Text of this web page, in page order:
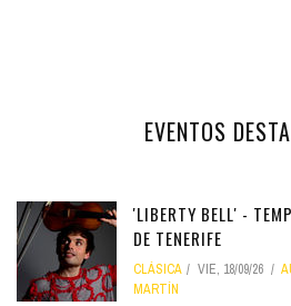
EVENTOS
'LIBERTY BELL' -
DE TENERIFE
CLÁSICA VIE, 18/09/26
MARTÍN